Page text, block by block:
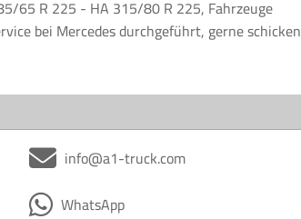
65 R 225 - HA 315/80 R 225, Fahrzeuge
bei Mercedes durchgeführt, gerne schicken
info@a1-truck.com
WhatsApp